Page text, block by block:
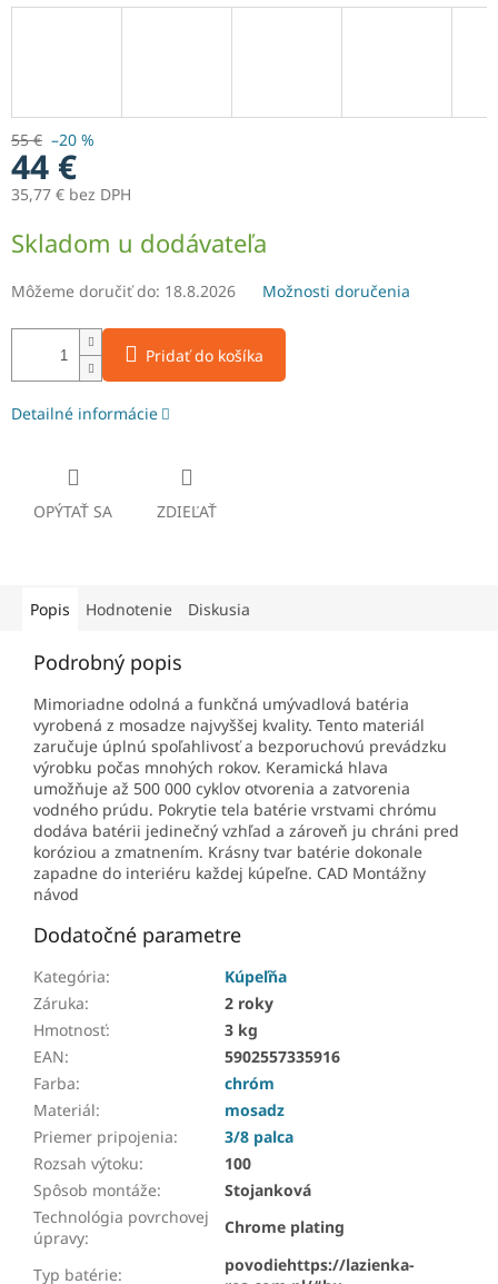
55 € –20 %
44 €
35,77 € bez DPH
cena:
Skladom u dodávateľa
Môžeme doručiť do: 18.8.2026 Možnosti doručenia
Pridať do košíka
Detailné informácie
OPÝTAŤ SA ZDIEĽAŤ
Popis Hodnotenie Diskusia
Podrobný popis
Mimoriadne odolná a funkčná umývadlová batéria
vyrobená z mosadze najvyššej kvality. Tento materiál
zaručuje úplnú spoľahlivosť a bezporuchovú prevádzku
výrobku počas mnohých rokov. Keramická hlava
umožňuje až 500 000 cyklov otvorenia a zatvorenia
vodného prúdu. Pokrytie tela batérie vrstvami chrómu
dodáva batérii jedinečný vzhľad a zároveň ju chráni pred
koróziou a zmatnením. Krásny tvar batérie dokonale
zapadne do interiéru každej kúpeľne. CAD Montážny
návod
Dodatočné parametre
Kategória:
Kúpeľňa
Záruka:
2 roky
Hmotnosť:
3 kg
EAN:
5902557335916
Farba:
chróm
Materiál:
mosadz
Priemer pripojenia:
3/8 palca
Rozsah výtoku:
100
Spôsob montáže:
Stojanková
Technológia povrchovej
úpravy:
Chrome plating
Typ batérie:
povodiehttps://lazienka-